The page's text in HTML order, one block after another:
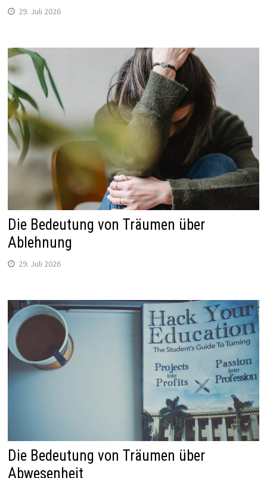
29. Juli 2026
Die Bedeutung von Träumen über
Ablehnung
29. Juli 2026
Die Bedeutung von Träumen über
Abwesenheit